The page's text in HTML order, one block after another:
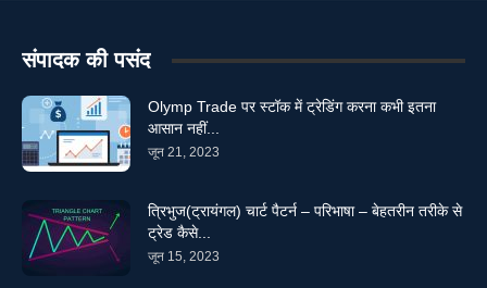
संपादक की पसंद
Olymp Trade पर स्टॉक में ट्रेडिंग करना कभी इतना
आसान नहीं...
जून 21, 2023
त्रिभुज(ट्रायंगल) चार्ट पैटर्न – परिभाषा – बेहतरीन तरीके से
ट्रेड कैसे...
जून 15, 2023